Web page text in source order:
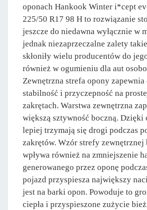
oponach Hankook Winter i*cept
225/50 R17 98 H to rozwiązanie
jeszcze do niedawna wyłącznie w
jednak niezaprzeczalne zalety
skłoniły wielu producentów do
również w ogumieniu dla aut
Zewnętrzna strefa opony
stabilność i przyczepność na
zakrętach. Warstwa zewnętrzna
większą sztywność boczną. Dzięki
lepiej trzymają się drogi podczas
zakrętów. Wzór strefy zewnętrznej
wpływa również na zmniejszenie
generowanego przez oponę
pojazd przyspiesza największy
jest na barki opon. Powoduje to
ciepła i przyspieszone zużycie